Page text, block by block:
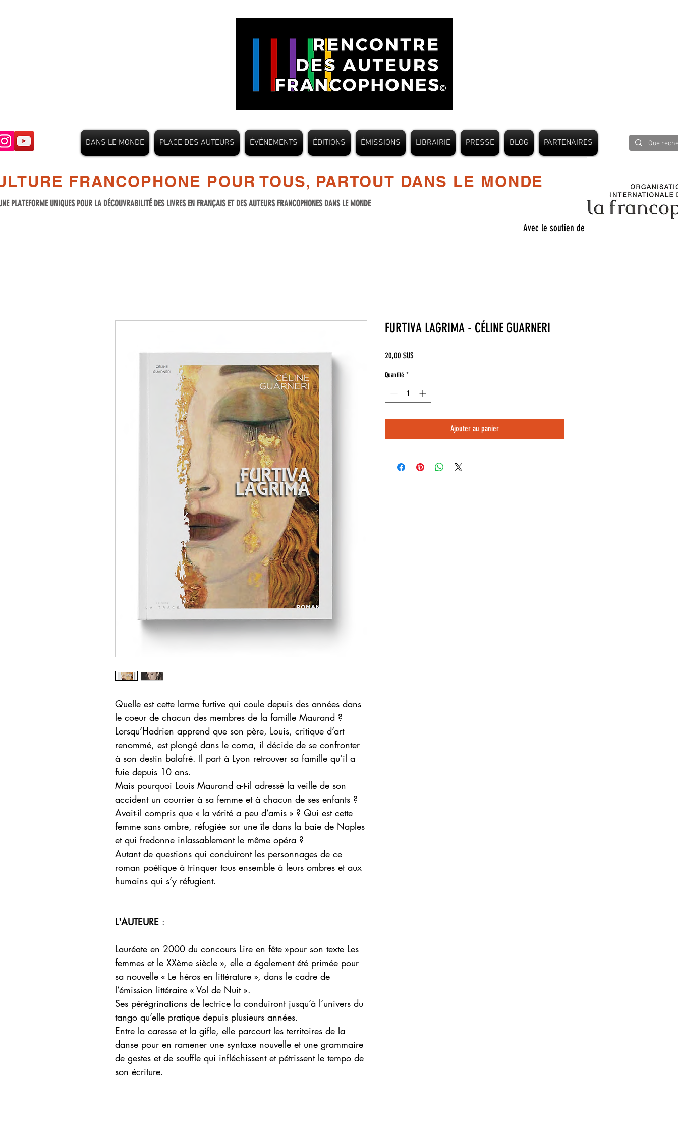
DANS LE MONDE PLACE DES AUTEURS ÉVÉNEMENTS ÉDITIONS ÉMISSIONS LIBRAIRIE PRESSE BLOG PARTENAIRES
FRANCOPHONE POUR TOUS, PARTOUT DANS LE MONDE
PLATEFORME UNIQUES POUR LA DÉCOUVRABILITÉ DES LIVRES EN FRANÇAIS ET DES AUTEURS FRANCOPHONES DANS LE MONDE
Avec le soutien de
Quelle est cette larme furtive qui coule depuis des années dans
le coeur de chacun des membres de la famille Maurand ?
Lorsqu’Hadrien apprend que son père, Louis, critique d’art
renommé, est plongé dans le coma, il décide de se confronter
à son destin balafré. Il part à Lyon retrouver sa famille qu’il a
fuie depuis 10 ans.
Mais pourquoi Louis Maurand a-t-il adressé la veille de son
accident un courrier à sa femme et à chacun de ses enfants ?
Avait-il compris que « la vérité a peu d’amis » ? Qui est cette
femme sans ombre, réfugiée sur une île dans la baie de Naples
et qui fredonne inlassablement le même opéra ?
Autant de questions qui conduiront les personnages de ce
roman poétique à trinquer tous ensemble à leurs ombres et aux
humains qui s’y réfugient.
L'AUTEURE :
Lauréate en 2000 du concours Lire en fête »pour son texte Les
femmes et le XXème siècle », elle a également été primée pour
sa nouvelle « Le héros en littérature », dans le cadre de
l’émission littéraire « Vol de Nuit ».
Ses pérégrinations de lectrice la conduiront jusqu’à l’univers du
tango qu’elle pratique depuis plusieurs années.
Entre la caresse et la gifle, elle parcourt les territoires de la
danse pour en ramener une syntaxe nouvelle et une grammaire
de gestes et de souffle qui infléchissent et pétrissent le tempo de
son écriture.
FURTIVA LAGRIMA - CÉLINE GUARNERI
20,00 $US
Quantité *
Ajouter au panier